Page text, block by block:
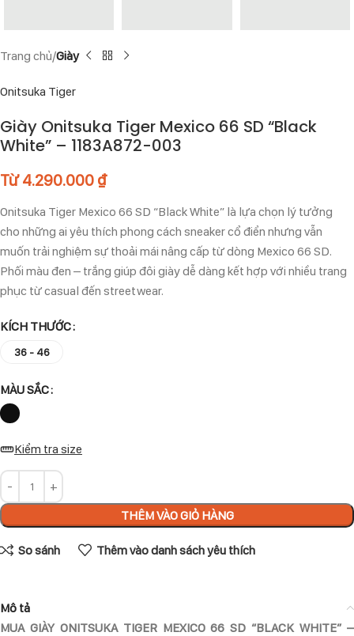
Trang chủ Giày
Onitsuka Tiger
Giày Onitsuka Tiger Mexico 66 SD “Black
White” – 1183A872-003
Từ4.290.000 ₫
Onitsuka Tiger Mexico 66 SD “Black White” là lựa chọn lý tưởng
cho những ai yêu thích phong cách sneaker cổ điển nhưng vẫn
muốn trải nghiệm sự thoải mái nâng cấp từ dòng Mexico 66 SD.
Phối màu đen – trắng giúp đôi giày dễ dàng kết hợp với nhiều trang
phục từ casual đến streetwear.
KÍCH THƯỚC
36 - 46
MÀU SẮC
Kiểm tra size
THÊM VÀO GIỎ HÀNG
So sánh Thêm vào danh sách yêu thích
Mô tả
MUA GIÀY ONITSUKA TIGER MEXICO 66 SD “BLACK WHITE” –